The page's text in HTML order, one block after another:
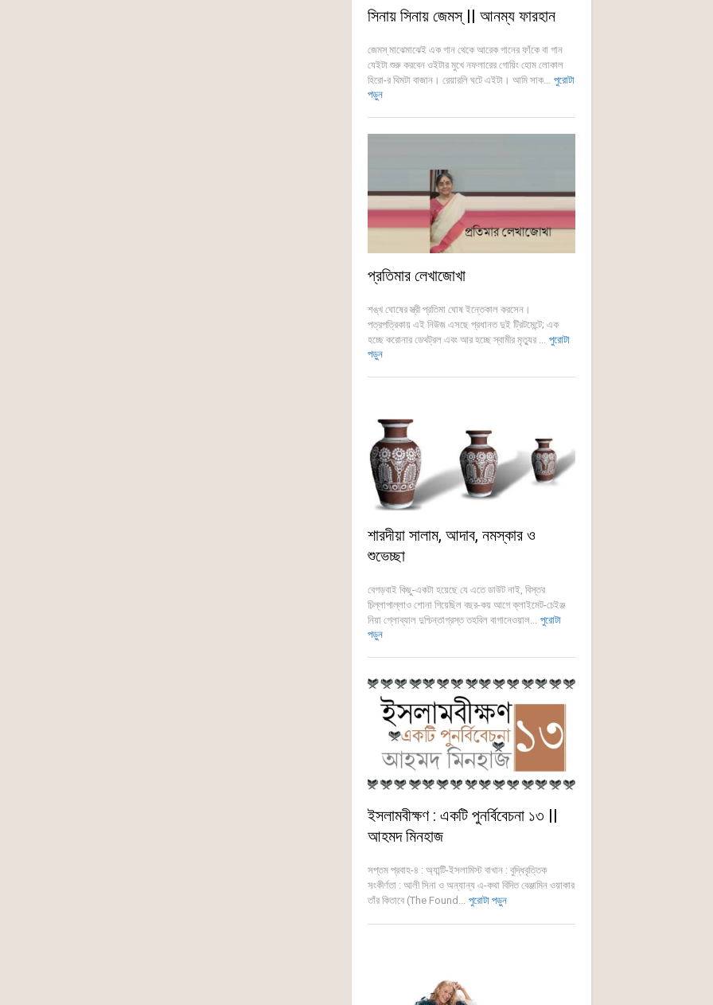
সিনায় সিনায় জেমস্ || আনম্য ফারহান
জেমস্ মাঝেমাঝেই এক গান থেকে আরেক গানের ফাঁকে বা গান
যেইটা শুরু করবেন ওইটার মুখে নফলারের গোয়িং হোম লোকাল
হিরো-র থিমটা বাজান। রেয়ারলি ঘটে এইটা। আমি সাক... পুরোটা
পড়ুন
প্রতিমার লেখাজোখা
শঙ্খ ঘোষের স্ত্রী প্রতিমা ঘোষ ইন্তেকাল করসেন।
পত্রপত্রিকায় এই নিউজ এসছে প্রধানত দুই ট্রিটমেন্টে; এক
হচ্ছে করোনার ডেথট্রল এবং আর হচ্ছে স্বামীর মৃত্যুর ... পুরোটা
পড়ুন
শারদীয়া সালাম, আদাব, নমস্কার ও
শুভেচ্ছা
বেগড়বাই কিছু-একটা হয়েছে যে এতে ডাউট নাই, বিস্তর
চিল্লাপাল্লাও শোনা গিয়েছিল বছর-কয় আগে ক্লাইমেট-চেইঞ্জ
নিয়া গ্লোব্যাল দুশ্চিন্তাগ্রস্ত তহবিল বাগানেওয়াল... পুরোটা
পড়ুন
ইসলামবীক্ষণ : একটি পুনর্বিবেচনা ১৩ ||
আহমদ মিনহাজ
সপ্তম প্রবাহ-৪ : অ্যান্টি-ইসলামিস্ট বাখান : বুদ্ধিবৃত্তিক
সংকীর্ণতা : আলী সিনা ও অন্যান্য এ-কথা বিদিত বেঞ্জামিন ওয়াকার
তাঁর কিতাবে (The Found... পুরোটা পড়ুন